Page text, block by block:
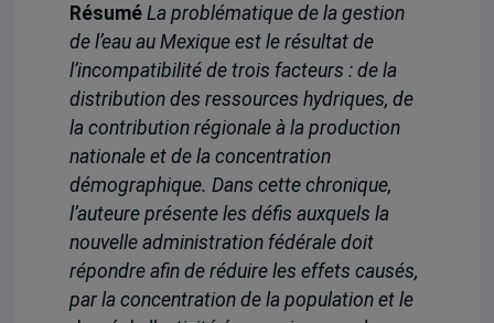
Résumé La problématique de la gestion
de l’eau au Mexique est le résultat de
l’incompatibilité de trois facteurs : de la
distribution des ressources hydriques, de
la contribution régionale à la production
nationale et de la concentration
démographique. Dans cette chronique,
l’auteure présente les défis auxquels la
nouvelle administration fédérale doit
répondre afin de réduire les effets causés,
par la concentration de la population et le